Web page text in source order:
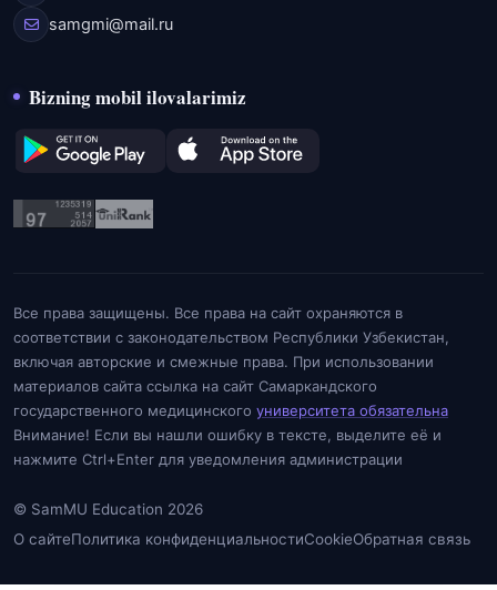
samgmi@mail.ru
Bizning mobil ilovalarimiz
Все права защищены. Все права на сайт охраняются в
соответствии с законодательством Республики Узбекистан,
включая авторские и смежные права. При использовании
материалов сайта ссылка на сайт Самаркандского
государственного медицинского университета обязательна
Внимание! Если вы нашли ошибку в тексте, выделите её и
нажмите Ctrl+Enter для уведомления администрации
© SamMU Education 2026
О сайтеПолитика конфиденциальностиCookieОбратная связь